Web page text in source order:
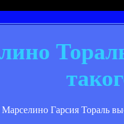
Гарсия Тораль